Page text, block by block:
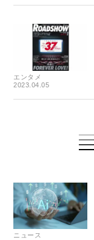
エンタメ
2023.04.05
ニュース